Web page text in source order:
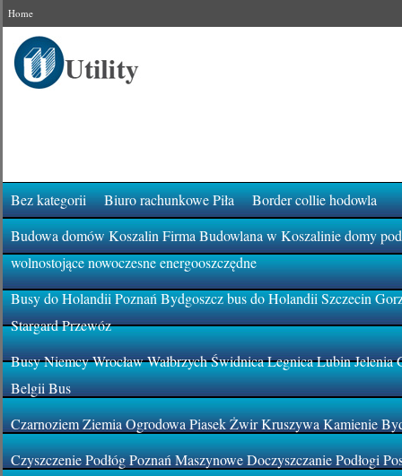
Home
Bez kategorii Biuro rachunkowe Piła
Border collie hodowla
Budowa domów Koszalin Firma Budowlana w Koszalinie domy
wolnostojące nowoczesne energooszczędne
Busy do Holandii Poznań Bydgoszcz bus do Holandii Szczecin
Stargard Przewóz
Busy Niemcy Wrocław Wałbrzych Świdnica Legnica Lubin
Belgii Bus
Czarnoziem Ziemia Ogrodowa Piasek Żwir Kruszywa Kamienie
Czyszczenie Podłóg Poznań Maszynowe Doczyszczanie Podłogi